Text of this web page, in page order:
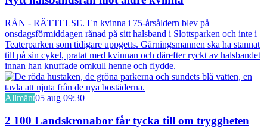
RÅN - RÄTTELSE. En kvinna i 75-årsåldern blev på
onsdagsförmiddagen rånad på sitt halsband i Slottsparken och inte i
Teaterparken som tidigare uppgetts. Gärningsmannen ska ha stannat
till på sin cykel, pratat med kvinnan och därefter ryckt av halsbandet
innan han knuffade omkull henne och flydde.
Allmänt05 aug 09:30
2 100 Landskronabor får tycka till om tryggheten